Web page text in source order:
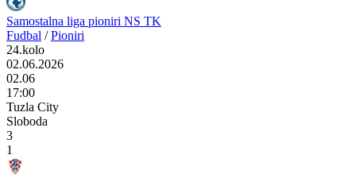
Samostalna liga pioniri NS TK
Fudbal / Pioniri
24.kolo
02.06.2026
02.06
17:00
Tuzla City
Sloboda
3
1